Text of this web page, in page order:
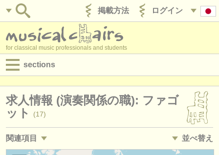
ログイン
掲載方法
for classical music professionals and students
sections
求人情報 (演奏関係の職)
求人情報 (教育関連の職)
求人情報 (管理者関連の職)
求人情報 (演奏関係の職): ファゴ
ット
(17)
関連項目 並べ替え